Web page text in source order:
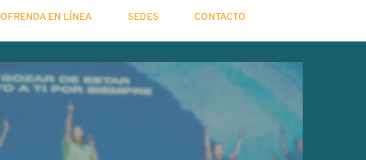
OFRENDA EN LÍNEA SEDES CONTACTO